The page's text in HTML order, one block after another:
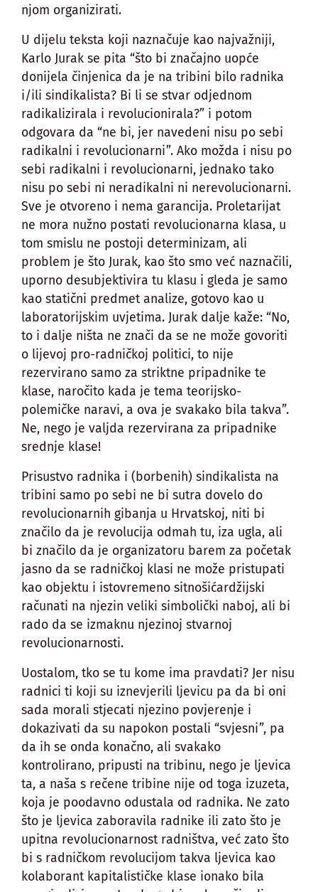
njom organizirati.
U dijelu teksta koji naznačuje kao najvažniji,
Karlo Jurak se pita “što bi značajno uopće
donijela činjenica da je na tribini bilo radnika
i/ili sindikalista? Bi li se stvar odjednom
radikalizirala i revolucionirala?” i potom
odgovara da “ne bi, jer navedeni nisu po sebi
radikalni i revolucionarni”. Ako možda i nisu po
sebi radikalni i revolucionarni, jednako tako
nisu po sebi ni neradikalni ni nerevolucionarni.
Sve je otvoreno i nema garancija. Proletarijat
ne mora nužno postati revolucionarna klasa, u
tom smislu ne postoji determinizam, ali
problem je što Jurak, kao što smo već naznačili,
uporno desubjektivira tu klasu i gleda je samo
kao statični predmet analize, gotovo kao u
laboratorijskim uvjetima. Jurak dalje kaže: “No,
to i dalje ništa ne znači da se ne može govoriti
o lijevoj pro-radničkoj politici, to nije
rezervirano samo za striktne pripadnike te
klase, naročito kada je tema teorijsko-
polemičke naravi, a ova je svakako bila takva”.
Ne, nego je valjda rezervirana za pripadnike
srednje klase!
Prisustvo radnika i (borbenih) sindikalista na
tribini samo po sebi ne bi sutra dovelo do
revolucionarnih gibanja u Hrvatskoj, niti bi
značilo da je revolucija odmah tu, iza ugla, ali
bi značilo da je organizatoru barem za početak
jasno da se radničkoj klasi ne može pristupati
kao objektu i istovremeno sitnošićardžijski
računati na njezin veliki simbolički naboj, ali bi
rado da se izmaknu njezinoj stvarnoj
revolucionarnosti.
Uostalom, tko se tu kome ima pravdati? Jer nisu
radnici ti koji su iznevjerili ljevicu pa da bi oni
sada morali stjecati njezino povjerenje i
dokazivati da su napokon postali “svjesni”, pa
da ih se onda konačno, ali svakako
kontrolirano, pripusti na tribinu, nego je ljevica
ta, a naša s rečene tribine nije od toga izuzeta,
koja je poodavno odustala od radnika. Ne zato
što je ljevica zaboravila radnike ili zato što je
upitna revolucionarnost radništva, već zato što
bi s radničkom revolucijom takva ljevica kao
kolaborant kapitalističke klase ionako bila